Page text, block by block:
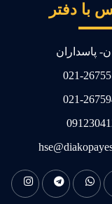
با دفتر
پاسداران
021-
021-